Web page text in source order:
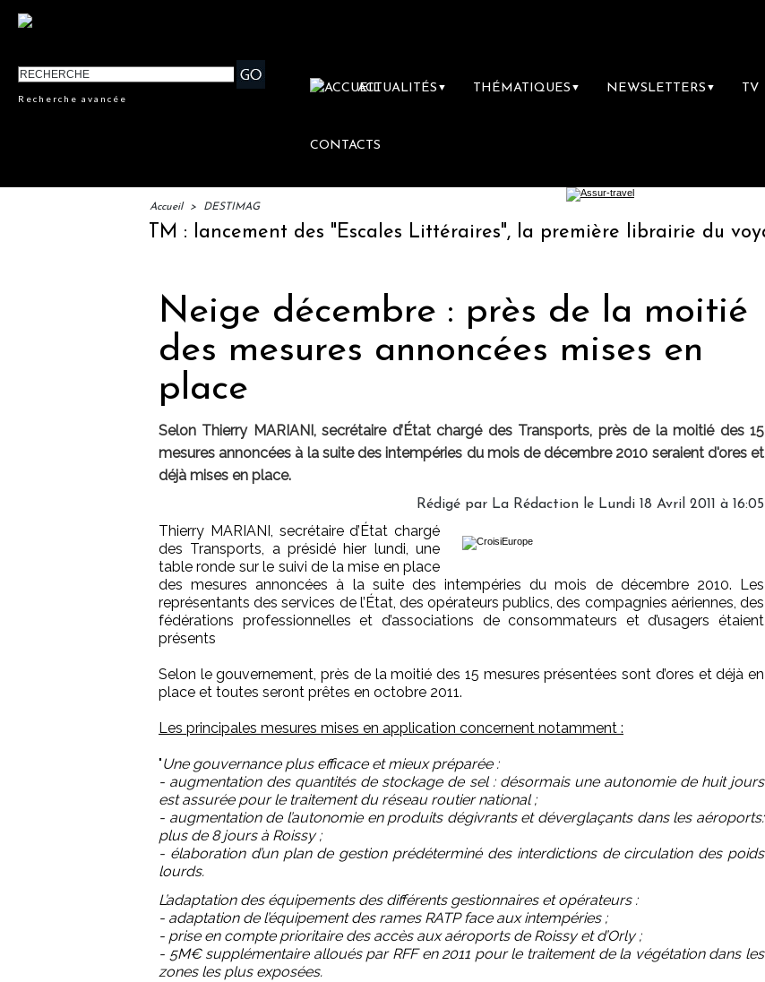
Recherche avancée
ACTUALITÉS ▼ THÉMATIQUES ▼ NEWSLETTERS ▼ TV
CONTACTS
Accueil > DESTIMAG
IFTM : lancement des "Escales Littéraires", la première librairie du voyage
Neige décembre : près de la moitié
des mesures annoncées mises en
place
Selon Thierry MARIANI, secrétaire d’État chargé des Transports, près de la moitié des 15
mesures annoncées à la suite des intempéries du mois de décembre 2010 seraient d'ores et
déjà mises en place.
Rédigé par La Rédaction le Lundi 18 Avril 2011 à 16:05
Thierry MARIANI, secrétaire d’État chargé
des Transports, a présidé hier lundi, une
table ronde sur le suivi de la mise en place
des mesures annoncées à la suite des intempéries du mois de décembre 2010. Les
représentants des services de l’État, des opérateurs publics, des compagnies aériennes, des
fédérations professionnelles et d’associations de consommateurs et d’usagers étaient
présents
Selon le gouvernement, près de la moitié des 15 mesures présentées sont d’ores et déjà en
place et toutes seront prêtes en octobre 2011.
Les principales mesures mises en application concernent notamment :
"Une gouvernance plus efficace et mieux préparée :
- augmentation des quantités de stockage de sel : désormais une autonomie de huit jours
est assurée pour le traitement du réseau routier national ;
- augmentation de l’autonomie en produits dégivrants et déverglaçants dans les aéroports:
plus de 8 jours à Roissy ;
- élaboration d’un plan de gestion prédéterminé des interdictions de circulation des poids
lourds.
L’adaptation des équipements des différents gestionnaires et opérateurs :
- adaptation de l’équipement des rames RATP face aux intempéries ;
- prise en compte prioritaire des accès aux aéroports de Roissy et d’Orly ;
- 5M€ supplémentaire alloués par RFF en 2011 pour le traitement de la végétation dans les
zones les plus exposées.